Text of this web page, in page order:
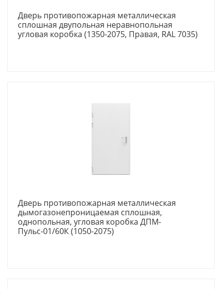
Дверь противопожарная металлическая
сплошная двупольная неравнопольная
угловая коробка (1350-2075, Правая, RAL 7035)
Дверь противопожарная металлическая
дымогазонепроницаемая сплошная,
однопольная, угловая коробка ДПМ-
Пульс-01/60К (1050-2075)